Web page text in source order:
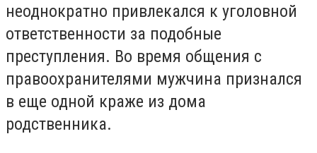
неоднократно привлекался к уголовной
ответственности за подобные
преступления. Во время общения с
правоохранителями мужчина признался
в еще одной краже из дома
родственника.